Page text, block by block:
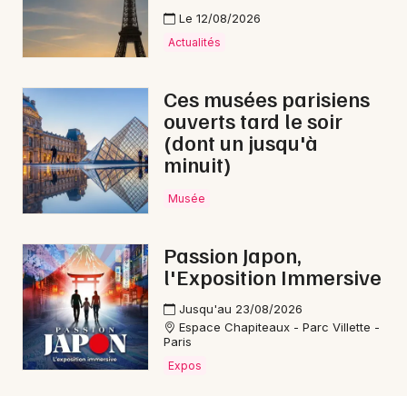
Le 12/08/2026
Actualités
Ces musées parisiens
ouverts tard le soir
(dont un jusqu'à
minuit)
Musée
Passion Japon,
l'Exposition Immersive
Jusqu'au 23/08/2026
Espace Chapiteaux - Parc Villette -
Paris
Expos